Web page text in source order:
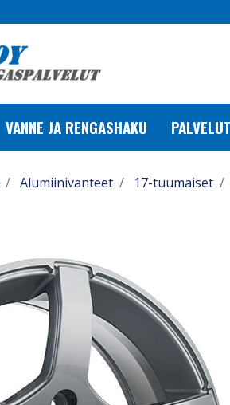
VANNE JA RENGASHAKU PALVELUT
Alumiinivanteet 17-tuumaiset